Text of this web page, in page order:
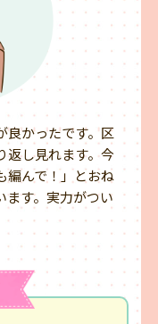
良かったです。区
返し見れます。今
編んで！」とおね
ます。実力がつい